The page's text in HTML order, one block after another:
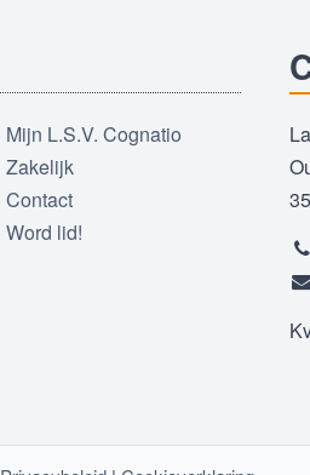
Mijn L.S.V. Cognatio
Zakelijk
Contact
Word lid!